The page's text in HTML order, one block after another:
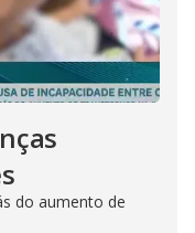
do aumento de